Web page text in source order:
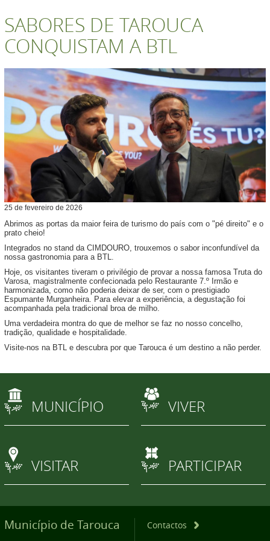
SABORES DE TAROUCA
CONQUISTAM A BTL
25 de fevereiro de 2026
Abrimos as portas da maior feira de turismo do país com o "pé direito" e o
prato cheio!
Integrados no stand da CIMDOURO, trouxemos o sabor inconfundível da
nossa gastronomia para a BTL.
Hoje, os visitantes tiveram o privilégio de provar a nossa famosa Truta do
Varosa, magistralmente confecionada pelo Restaurante 7.º Irmão e
harmonizada, como não poderia deixar de ser, com o prestigiado
Espumante Murganheira. Para elevar a experiência, a degustação foi
acompanhada pela tradicional broa de milho.
Uma verdadeira montra do que de melhor se faz no nosso concelho,
tradição, qualidade e hospitalidade.
Visite-nos na BTL e descubra por que Tarouca é um destino a não perder.
MUNICÍPIO VIVER
VISITAR PARTICIPAR
Município de Tarouca
Contactos